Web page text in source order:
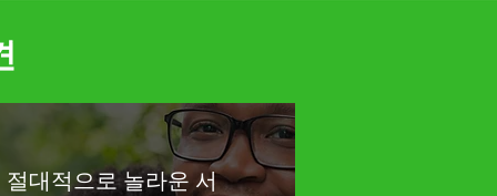
절대적으로 놀라운 서